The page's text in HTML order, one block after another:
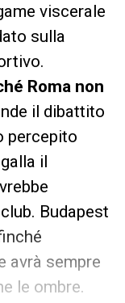
viscerale
sulla
Roma non
il dibattito
percepito
il
Budapest
avrà sempre
le ombre.